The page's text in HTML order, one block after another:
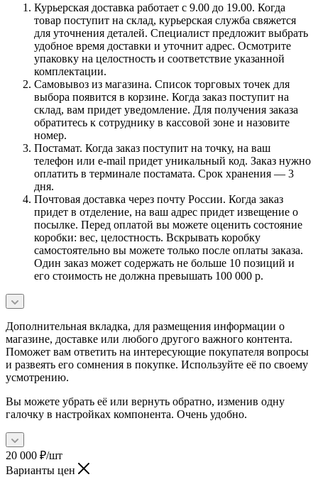
Курьерская доставка работает с 9.00 до 19.00. Когда
товар поступит на склад, курьерская служба свяжется
для уточнения деталей. Специалист предложит выбрать
удобное время доставки и уточнит адрес. Осмотрите
упаковку на целостность и соответствие указанной
комплектации.
Самовывоз из магазина. Список торговых точек для
выбора появится в корзине. Когда заказ поступит на
склад, вам придет уведомление. Для получения заказа
обратитесь к сотруднику в кассовой зоне и назовите
номер.
Постамат. Когда заказ поступит на точку, на ваш
телефон или e-mail придет уникальный код. Заказ нужно
оплатить в терминале постамата. Срок хранения — 3
дня.
Почтовая доставка через почту России. Когда заказ
придет в отделение, на ваш адрес придет извещение о
посылке. Перед оплатой вы можете оценить состояние
коробки: вес, целостность. Вскрывать коробку
самостоятельно вы можете только после оплаты заказа.
Один заказ может содержать не больше 10 позиций и
его стоимость не должна превышать 100 000 р.
Дополнительная вкладка, для размещения информации о
магазине, доставке или любого другого важного контента.
Поможет вам ответить на интересующие покупателя вопросы
и развеять его сомнения в покупке. Используйте её по своему
усмотрению.
Вы можете убрать её или вернуть обратно, изменив одну
галочку в настройках компонента. Очень удобно.
20 000 ₽/шт
Варианты цен